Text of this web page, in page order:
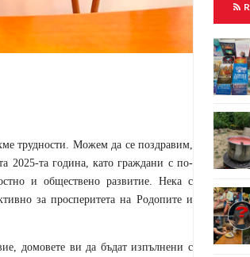
трудности. Можем да се поздравим,
2025-та година, като граждани с по-
и обществено развитие. Нека с
за просперитета на Родопите и
домовете ви да бъдат изпълнени с